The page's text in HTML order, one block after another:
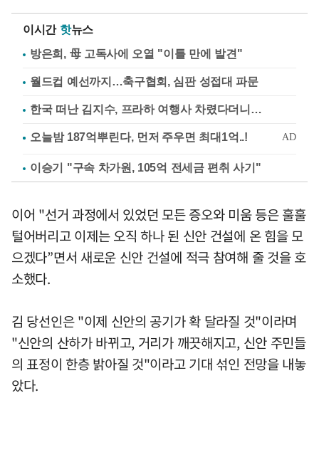
이시간 핫뉴스
방은희, 母 고독사에 오열 "이틀 만에 발견"
월드컵 예선까지…축구협회, 심판 성접대 파문
한국 떠난 김지수, 프라하 여행사 차렸다더니…
이승기 "구속 차가원, 105억 전세금 편취 사기"
이어 "선거 과정에서 있었던 모든 증오와 미움 등은 훌훌
털어버리고 이제는 오직 하나 된 신안 건설에 온 힘을 모
으겠다”면서 새로운 신안 건설에 적극 참여해 줄 것을 호
소했다.
김 당선인은 "이제 신안의 공기가 확 달라질 것"이라며
"신안의 산하가 바뀌고, 거리가 깨끗해지고, 신안 주민들
의 표정이 한층 밝아질 것"이라고 기대 섞인 전망을 내놓
았다.